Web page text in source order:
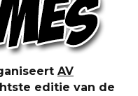
AV
editie van de